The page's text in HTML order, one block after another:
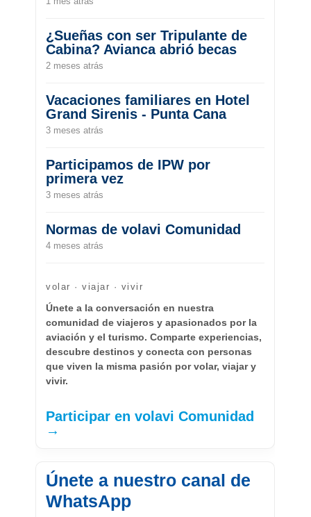
¿Sueñas con ser Tripulante de
Cabina? Avianca abrió becas
2 meses atrás
Vacaciones familiares en Hotel
Grand Sirenis - Punta Cana
3 meses atrás
Participamos de IPW por
primera vez
3 meses atrás
Normas de volavi Comunidad
4 meses atrás
volar · viajar · vivir
Únete a la conversación en nuestra
comunidad de viajeros y apasionados por la
aviación y el turismo. Comparte experiencias,
descubre destinos y conecta con personas
que viven la misma pasión por volar, viajar y
vivir.
Participar en volavi Comunidad
→
Únete a nuestro canal de
WhatsApp